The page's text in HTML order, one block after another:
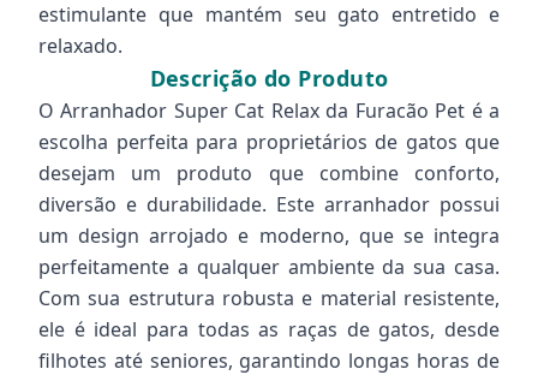
estimulante que mantém seu gato entretido e
relaxado.
Descrição do Produto
O Arranhador Super Cat Relax da Furacão Pet é a
escolha perfeita para proprietários de gatos que
desejam um produto que combine conforto,
diversão e durabilidade. Este arranhador possui
um design arrojado e moderno, que se integra
perfeitamente a qualquer ambiente da sua casa.
Com sua estrutura robusta e material resistente,
ele é ideal para todas as raças de gatos, desde
filhotes até seniores, garantindo longas horas de